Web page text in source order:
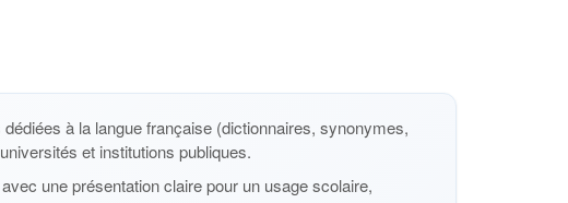
à la langue française (dictionnaires, synonymes,
et institutions publiques.
une présentation claire pour un usage scolaire,